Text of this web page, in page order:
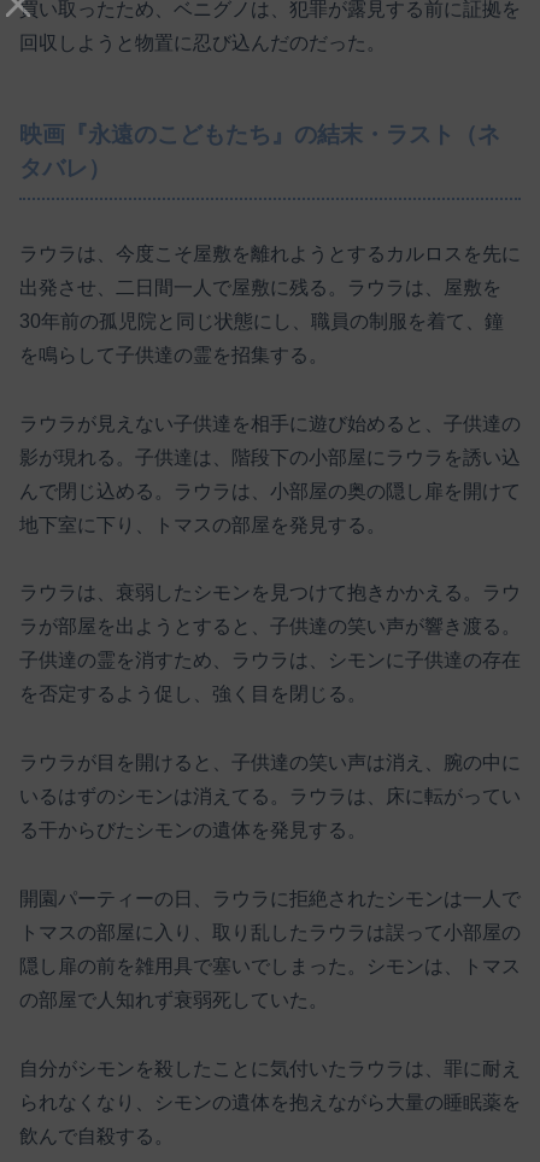
買い取ったため、ベニグノは、犯罪が露見する前に証拠を
回収しようと物置に忍び込んだのだった。
映画『永遠のこどもたち』の結末・ラスト（ネ
タバレ）
ラウラは、今度こそ屋敷を離れようとするカルロスを先に
出発させ、二日間一人で屋敷に残る。ラウラは、屋敷を
30年前の孤児院と同じ状態にし、職員の制服を着て、鐘
を鳴らして子供達の霊を招集する。
ラウラが見えない子供達を相手に遊び始めると、子供達の
影が現れる。子供達は、階段下の小部屋にラウラを誘い込
んで閉じ込める。ラウラは、小部屋の奥の隠し扉を開けて
地下室に下り、トマスの部屋を発見する。
ラウラは、衰弱したシモンを見つけて抱きかかえる。ラウ
ラが部屋を出ようとすると、子供達の笑い声が響き渡る。
子供達の霊を消すため、ラウラは、シモンに子供達の存在
を否定するよう促し、強く目を閉じる。
ラウラが目を開けると、子供達の笑い声は消え、腕の中に
いるはずのシモンは消えてる。ラウラは、床に転がってい
る干からびたシモンの遺体を発見する。
開園パーティーの日、ラウラに拒絶されたシモンは一人で
トマスの部屋に入り、取り乱したラウラは誤って小部屋の
隠し扉の前を雑用具で塞いでしまった。シモンは、トマス
の部屋で人知れず衰弱死していた。
自分がシモンを殺したことに気付いたラウラは、罪に耐え
られなくなり、シモンの遺体を抱えながら大量の睡眠薬を
飲んで自殺する。